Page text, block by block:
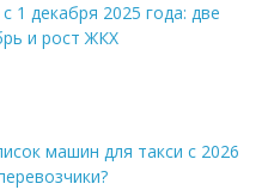
1 декабря 2025 года: две
и рост ЖКХ
машин для такси с 2026